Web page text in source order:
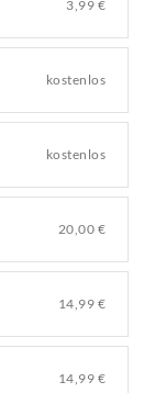
3,99 €
kostenlos
kostenlos
20,00 €
14,99 €
14,99 €